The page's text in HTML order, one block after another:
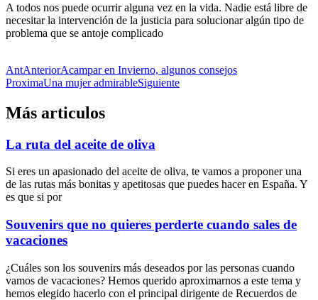
A todos nos puede ocurrir alguna vez en la vida. Nadie está libre de
necesitar la intervención de la justicia para solucionar algún tipo de
problema que se antoje complicado
AntAnteriorAcampar en Invierno, algunos consejos
ProximaUna mujer admirableSiguiente
Más articulos
La ruta del aceite de oliva
Si eres un apasionado del aceite de oliva, te vamos a proponer una
de las rutas más bonitas y apetitosas que puedes hacer en España. Y
es que si por
Souvenirs que no quieres perderte cuando sales de
vacaciones
¿Cuáles son los souvenirs más deseados por las personas cuando
vamos de vacaciones? Hemos querido aproximarnos a este tema y
hemos elegido hacerlo con el principal dirigente de Recuerdos de